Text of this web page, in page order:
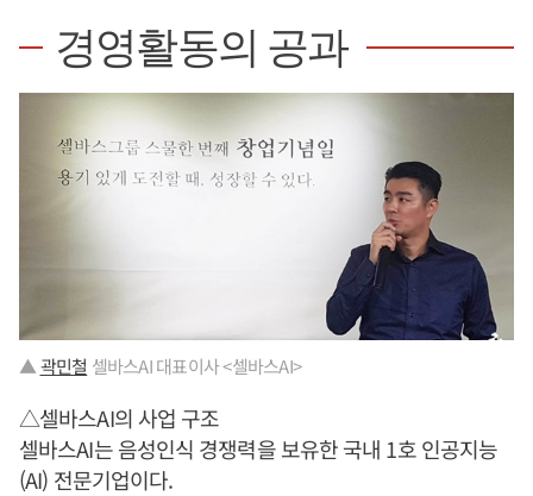
경영활동의 공과
▲곽민철 셀바스AI 대표이사 <셀바스AI>
△셀바스AI의 사업 구조
셀바스AI는 음성인식 경쟁력을 보유한 국내 1호 인공지능
(AI) 전문기업이다.